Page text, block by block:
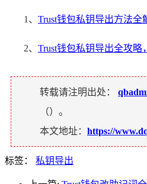
1、 Trust钱包私钥导出方法全
2、 Trust钱包私钥导出全攻
转载请注明出处：
（）。
本文地址： https://
标签： 私钥导出